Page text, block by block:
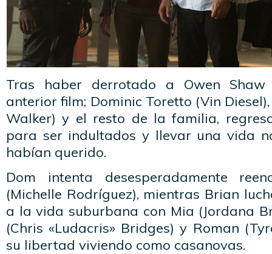
Tras haber derrotado a Owen
anterior film; Dominic Toretto (Vin Diesel),
Walker) y el resto de la familia,
para ser indultados y llevar una vida
habían querido.
Dom intenta desesperadamente
(Michelle Rodríguez), mientras Brian
a la vida suburbana con Mia (Jordana
(Chris «Ludacris» Bridges) y Roman
su libertad viviendo como casanovas.